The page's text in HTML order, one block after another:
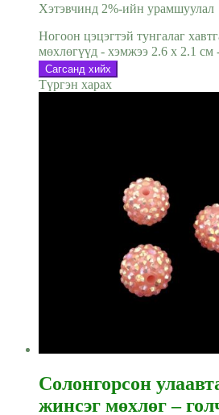
Хэтэвчинд 2%-ийн урамшуулал
Ногоон цэцэгтэй тунгалаг
мөхлөгүүд - хэмжээ 2.6 x 2.1 см
Сагсанд хийх
Түргэн харах
Солонгорсон
жинсэг мөхлөг –